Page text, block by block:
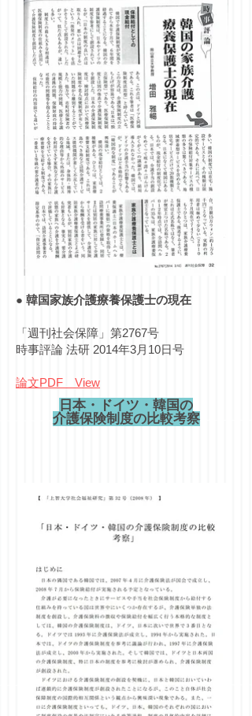
● 韓国家族介護療養保護士の現在
「週刊社会保障」第2767号
時事評論 法研 2014年3月10日号
論文PDF View
日本・ドイツ・韓国の
介護保険制度の比較考察